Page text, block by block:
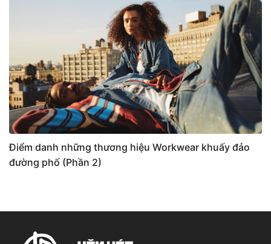
Điểm danh những thương hiệu Workwear khuấy đảo
đường phố (Phần 2)